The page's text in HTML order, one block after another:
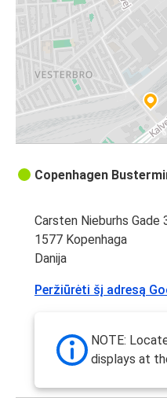
Copenhagen
Carsten Nieburhs Gade
1577 Kopenhaga
Danija
Peržiūrėti šį adresą
NOTE:
displays at